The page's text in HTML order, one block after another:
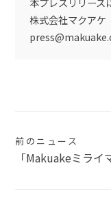
株式会社マクア
投
稿
前のニュース
「Makuakeミラ